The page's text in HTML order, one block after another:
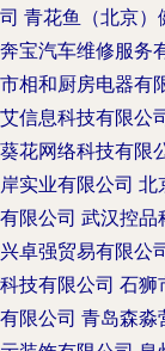
司 青花鱼（北京）
奔宝汽车维修服务
市相和厨房电器有
艾信息科技有限公
葵花网络科技有限
岸实业有限公司 北
有限公司 武汉控品
兴卓强贸易有限公
科技有限公司 石狮
有限公司 青岛森淼